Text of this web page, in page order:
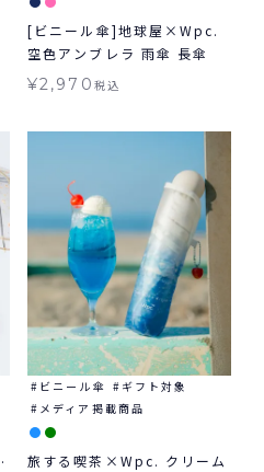
[ビニール傘]地球屋×Wpc.
空色アンブレラ 雨傘 長傘
¥2,970 税込
ビニール傘
ギフト対象
メディア掲載商品
旅する喫茶×Wpc. クリーム